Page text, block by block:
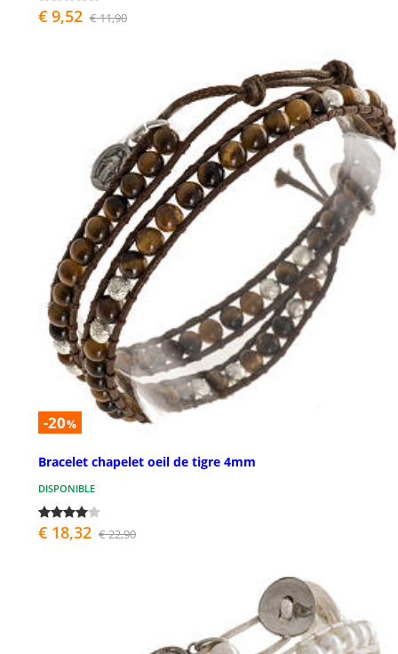
€ 9,52 € 11,90
-20%
Bracelet chapelet oeil de tigre 4mm
DISPONIBLE
€ 18,32 € 22,90